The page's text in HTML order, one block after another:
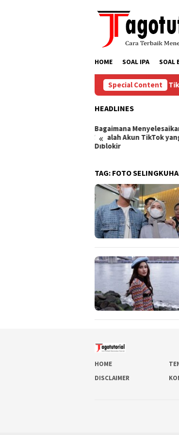
HOME SOAL IPA SOAL
Special Content
Bagaimana Menyelesaikan Masalah Akun
HEADLINES
«
Bagaimana
Masalah Akun TikTok
Diblokir
TAG: FOTO
HOME
DISCLAIMER